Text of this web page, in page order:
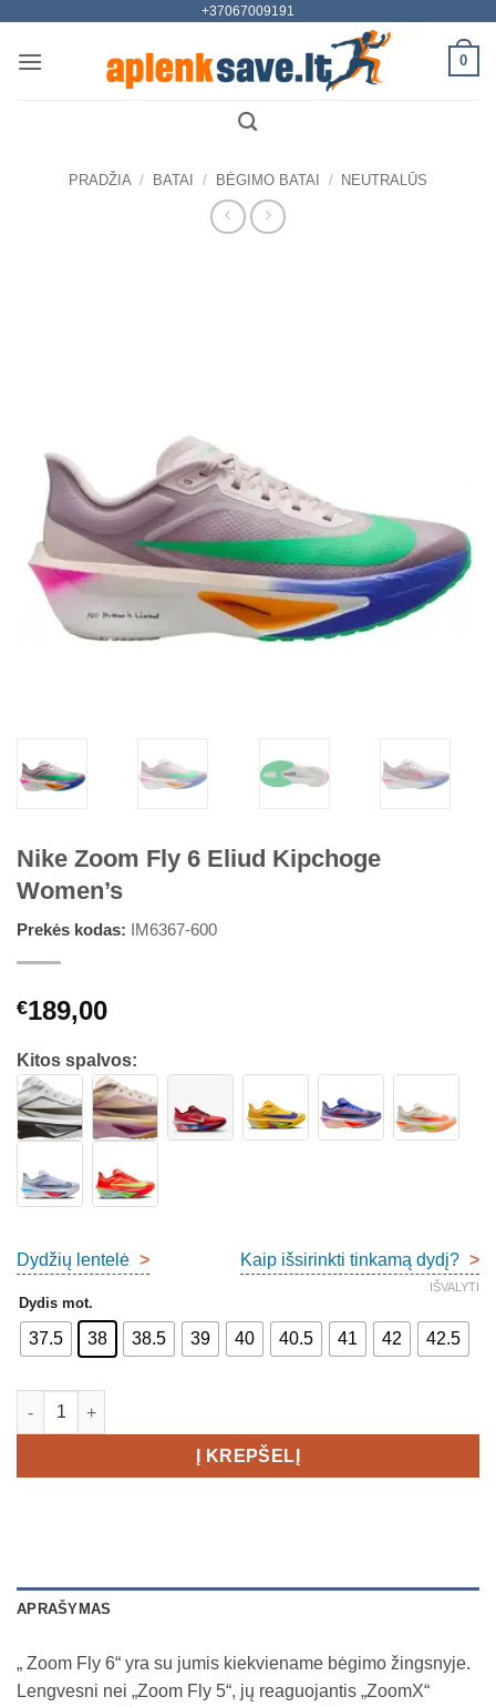
content
+37067009191
0
PRADŽIA / BATAI / BĖGIMO BATAI / NEUTRALŪS
Nike Zoom Fly 6 Eliud Kipchoge
Women’s
Prekės kodas: IM6367-600
€189,00
Kitos spalvos:
Dydžių lentelė > Kaip išsirinkti tinkamą dydį? >
Dydis mot.
37.5 38 38.5 39 40 40.5 41 42 42.5
IŠVALYTI
produkto kiekis: Nike Zoom Fly 6 Eliud Kipchoge Women's
Į KREPŠELĮ
APRAŠYMAS
„ Zoom Fly 6“ yra su jumis kiekviename bėgimo žingsnyje.
Lengvesni nei „Zoom Fly 5“, jų reaguojantis „ZoomX“